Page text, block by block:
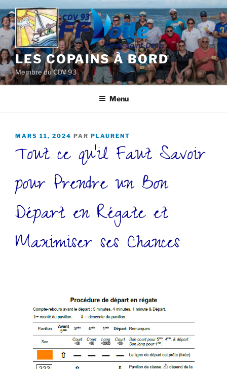
Aller
au
contenu
principal
LES COPAINS À BORD
Membre du CDV 93
Menu
PUBLIÉ
MARS 11, 2024 PAR PLAURENT
Tout ce qu’il Faut Savoir
pour Prendre un Bon
Départ en Régate et
Maximiser ses Chances